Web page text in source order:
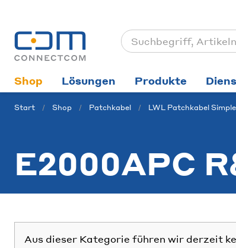
Shop Lösungen Produkte
Start Shop Patchkabel LWL Patchkabel
E2000APC
Aus dieser Kategorie führen wir derzeit